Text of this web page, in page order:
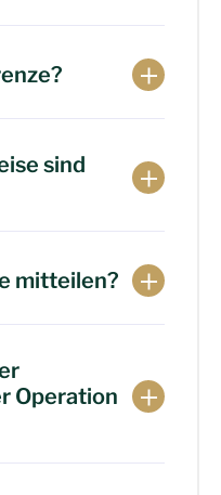
sind
mitteilen?
Operation